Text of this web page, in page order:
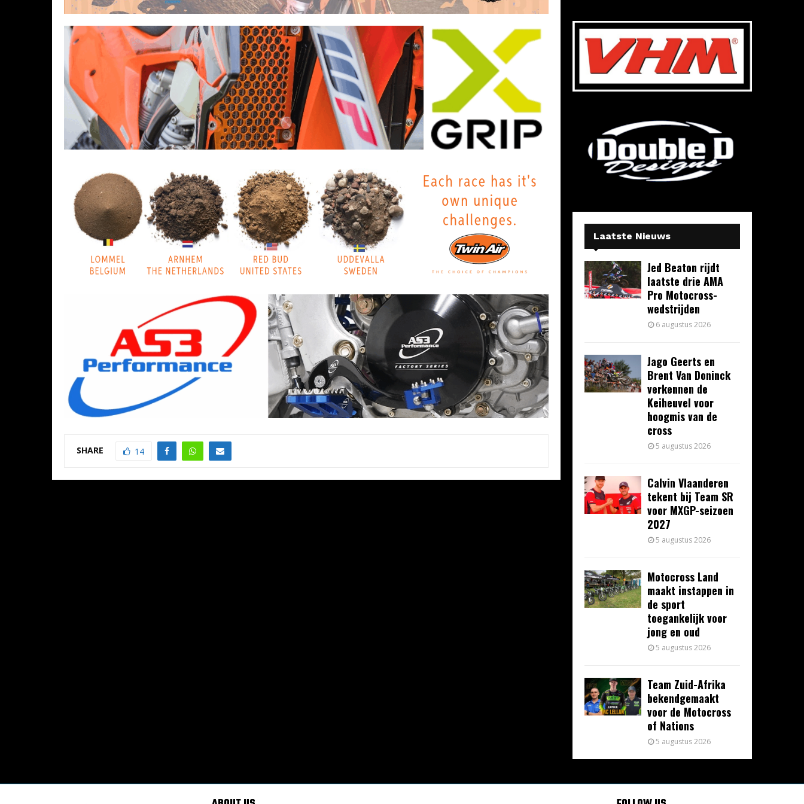
SHARE 14
Laatste Nieuws
Jed Beaton rijdt
laatste drie AMA
Pro Motocross-
wedstrijden
6 augustus 2026
Jago Geerts en
Brent Van Doninck
verkennen de
Keiheuvel voor
hoogmis van de
cross
5 augustus 2026
Calvin Vlaanderen
tekent bij Team SR
voor MXGP-seizoen
2027
5 augustus 2026
Motocross Land
maakt instappen in
de sport
toegankelijk voor
jong en oud
5 augustus 2026
Team Zuid-Afrika
bekendgemaakt
voor de Motocross
of Nations
5 augustus 2026